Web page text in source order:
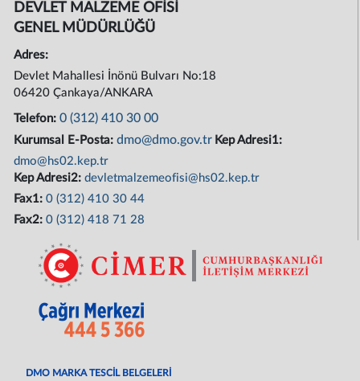
DEVLET MALZEME OFİSİ
GENEL MÜDÜRLÜĞÜ
Adres:
Devlet Mahallesi İnönü Bulvarı No:18
06420 Çankaya/ANKARA
Telefon:0 (312) 410 30 00
Kurumsal E-Posta:dmo@dmo.gov.tr Kep Adresi1:
dmo@hs02.kep.tr
Kep Adresi2:devletmalzemeofisi@hs02.kep.tr
Fax1:0 (312) 410 30 44
Fax2:0 (312) 418 71 28
DMO MARKA TESCİL BELGELERİ